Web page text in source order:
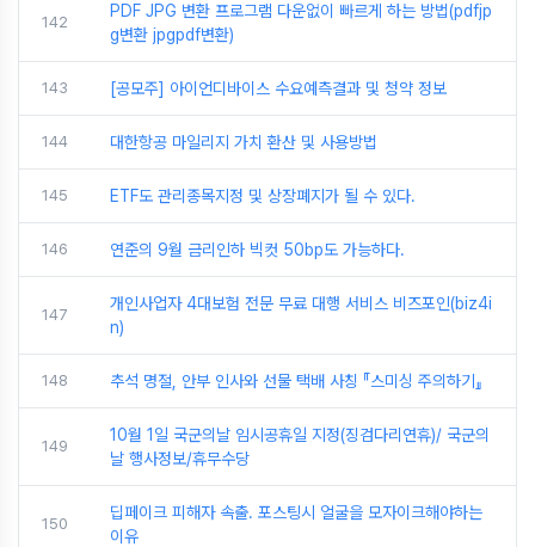
142
PDF JPG 변환 프로그램 다운없이 빠르게 하는 방법(pdfjp
g변환 jpgpdf변환)
143 [공모주] 아이언디바이스 수요예측결과 및 청약 정보
144 대한항공 마일리지 가치 환산 및 사용방법
145 ETF도 관리종목지정 및 상장폐지가 될 수 있다.
146 연준의 9월 금리인하 빅컷 50bp도 가능하다.
147
개인사업자 4대보험 전문 무료 대행 서비스 비즈포인(biz4i
n)
148 추석 명절, 안부 인사와 선물 택배 사칭 『스미싱 주의하기』
149
10월 1일 국군의날 임시공휴일 지정(징검다리연휴)/ 국군의
날 행사정보/휴무수당
150
딥페이크 피해자 속출. 포스팅시 얼굴을 모자이크해야하는
이유